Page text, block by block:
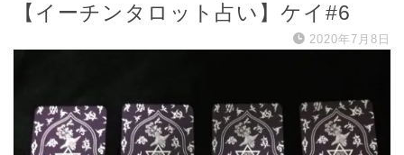
【イーチンタロット占い】ケイ#6
2020年7月8日